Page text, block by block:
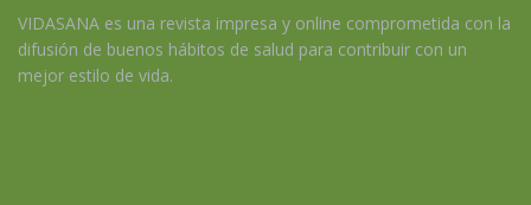
VIDASANA es una revista impresa y online comprometida con la
difusión de buenos hábitos de salud para contribuir con un
mejor estilo de vida.